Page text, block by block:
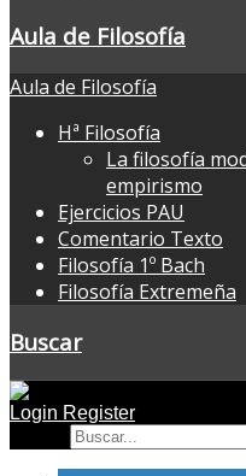
Aula de Filosofía
Aula de Filosofía
Hª Filosofía
La filosofía
empirismo
Ejercicios PAU
Comentario Texto
Filosofía 1º Bach
Filosofía Extremeña
Buscar
Login Register